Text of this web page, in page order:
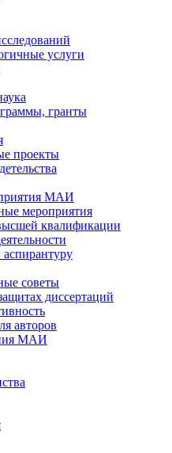
услуги
гранты
проекты
МАИ
мероприятия
квалификации
советы
диссертаций
авторов
МАИ